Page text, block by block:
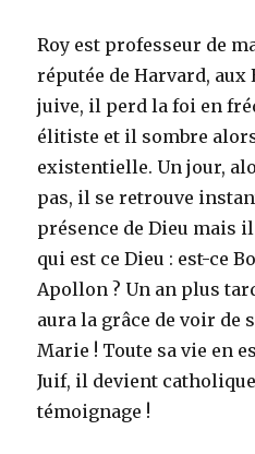
Roy est professeur de
réputée de Harvard, aux
juive, il perd la foi en
élitiste et il sombre
existentielle. Un jour,
pas, il se retrouve
présence de Dieu mais
qui est ce Dieu : est-ce
Apollon ? Un an plus
aura la grâce de voir de
Marie ! Toute sa vie en
Juif, il devient
témoignage !